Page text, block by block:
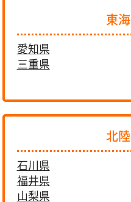
東
愛知県
三重県
北
石川県
福井県
山梨県